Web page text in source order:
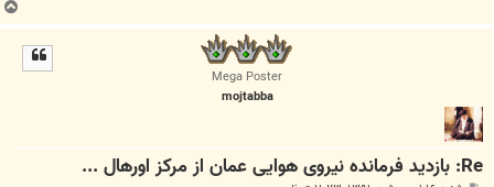
Mega Poster
mojtabba
Re: بازدید فرمانده نیروی هوایی عمان از مرکز اورهال ...